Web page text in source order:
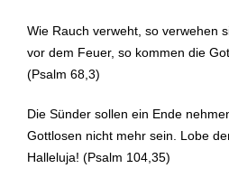
Wie Rauch verweht, so verwehen
vor dem Feuer, so kommen die
(Psalm 68,3)
Die Sünder sollen ein Ende
Gottlosen nicht mehr sein. Lobe
Halleluja! (Psalm 104,35)